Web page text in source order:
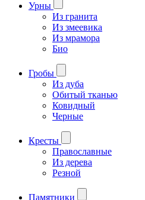
Урны
Из гранита
Из змеевика
Из мрамора
Био
Гробы
Из дуба
Обитый тканью
Ковидный
Черные
Кресты
Православные
Из дерева
Резной
Памятники